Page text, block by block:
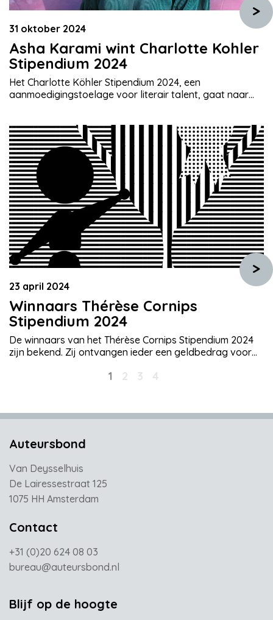
>
31 oktober 2024
Asha Karami wint Charlotte Kohler
Stipendium 2024
Het Charlotte Köhler Stipendium 2024, een
aanmoedigingstoelage voor literair talent, gaat naar
krijgt het stipendium voor haar debuutbundel Godface
uit 2019, waarmee ze al enkele nominaties voor
prestigieuze prijzen binnensleepte. De jury, bestaande
uit Simone Atangana Bekono (laureaat Poëzie […]
>
23 april 2024
Winnaars Thérèse Cornips
Stipendium 2024
De winnaars van het Thérèse Cornips Stipendium 2024
zijn bekend. Zij ontvangen ieder een geldbedrag voor
gebied. Het beschikbare budget van € 12.500 wordt
winnaars aan de Stichting Auteursprijzen onder meer
1 2 3 4
Auteursbond
Van Deysselhuis
De Lairessestraat 125
1075 HH Amsterdam
Contact
+31 (0)20 624 08 03
bureau@auteursbond.nl
Blijf op de hoogte